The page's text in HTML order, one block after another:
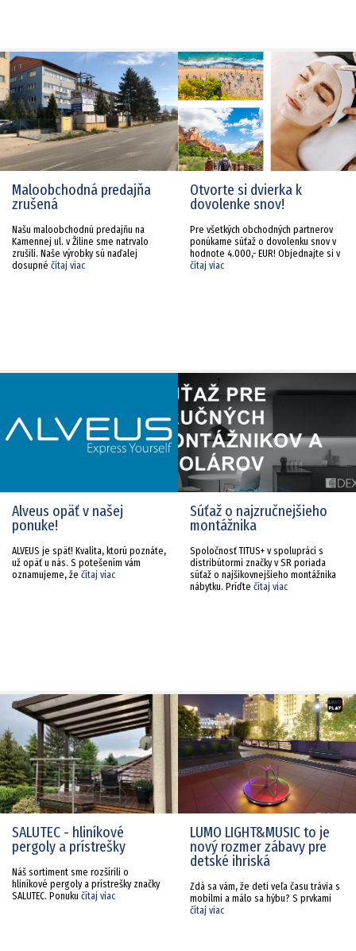
Maloobchodná predajňa
zrušená
Našu maloobchodnú predajňu na
Kamennej ul. v Žiline sme natrvalo
zrušili. Naše výrobky sú naďalej
dosupné čítaj viac
Otvorte si dvierka k
dovolenke snov!
Pre všetkých obchodných partnerov
ponúkame súťaž o dovolenku snov v
hodnote 4.000,- EUR! Objednajte si v
čítaj viac
Alveus opäť v našej
ponuke!
ALVEUS je späť! Kvalita, ktorú poznáte,
už opäť u nás. S potešením vám
oznamujeme, že čítaj viac
Súťaž o najzručnejšieho
montážnika
Spoločnosť TITUS+ v spolupráci s
distribútormi značky v SR poriada
súťaž o najšikovnejšieho montážnika
nábytku. Príďte čítaj viac
SALUTEC - hliníkové
pergoly a prístrešky
Náš sortiment sme rozšírili o
hliníkové pergoly a prístrešky značky
SALUTEC. Ponuku čítaj viac
LUMO LIGHT&MUSIC to je
nový rozmer zábavy pre
detské ihriská
Zdá sa vám, že deti veľa času trávia s
mobilmi a málo sa hýbu? S prvkami
čítaj viac